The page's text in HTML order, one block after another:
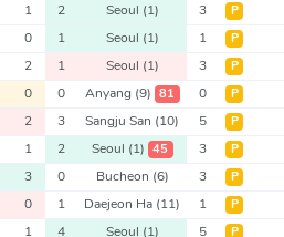
1 2 Seoul (1) 3 Р
0 1 Seoul (1) 1 Р
2 1 Seoul (1) 3 Р
0 0 Anyang (9) 81 0 Р
2 3 Sangju San (10) 5 Р
1 2 Seoul (1) 45 3 Р
3 0 Bucheon (6) 3 Р
0 1 Daejeon Ha (11) 1 Р
1 4 Seoul (1) 5 Р